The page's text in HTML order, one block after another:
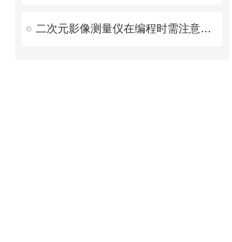
二次元影像测量仪在编程时需注意的事项介绍